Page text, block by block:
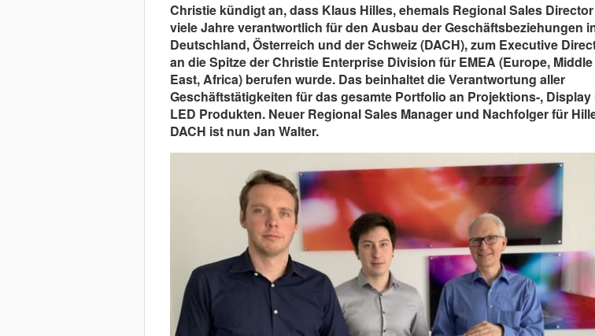
Christie kündigt an, dass Klaus Hilles, ehemals Regional Sales
viele Jahre verantwortlich für den Ausbau der Geschäftsbeziehungen
Deutschland, Österreich und der Schweiz (DACH), zum Executive
an die Spitze der Christie Enterprise Division für EMEA (Europe, Middle
East, Africa) berufen wurde. Das beinhaltet die Verantwortung aller
Geschäftstätigkeiten für das gesamte Portfolio an Projektions-, Display
LED Produkten. Neuer Regional Sales Manager und Nachfolger für
DACH ist nun Jan Walter.